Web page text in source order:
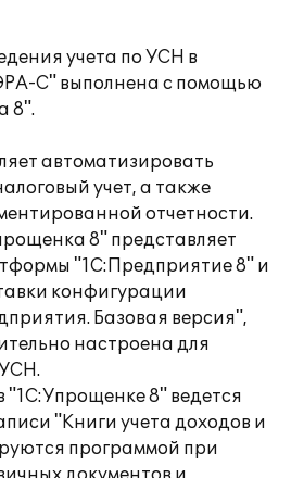
учета по УСН в
С" выполнена с помощью
8".
автоматизировать
учет, а также
отчетности.
8" представляет
"1С:Предприятие 8" и
конфигурации
Базовая версия",
настроена для
"1С:Упрощенке 8" ведется
"Книги учета доходов и
программой при